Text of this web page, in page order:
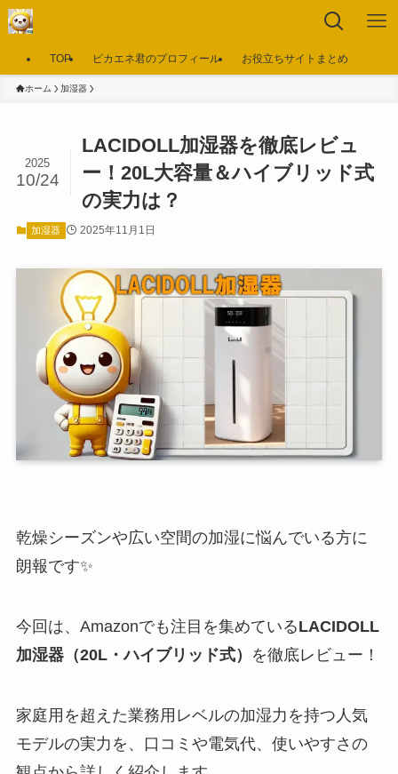
TOP ピカエネ君のプロフィール お役立ちサイトまとめ
ホーム 加湿器
LACIDOLL加湿器を徹底レビュ
ー！20L大容量＆ハイブリッド式
の実力は？
2025
10/24
加湿器 2025年11月1日
乾燥シーズンや広い空間の加湿に悩んでいる方に
朗報です✨
今回は、Amazonでも注目を集めているLACIDOLL
加湿器（20L・ハイブリッド式）
を徹底レビュー！
家庭用を超えた業務用レベルの加湿力を持つ人気
モデルの実力を、口コミや電気代、使いやすさの